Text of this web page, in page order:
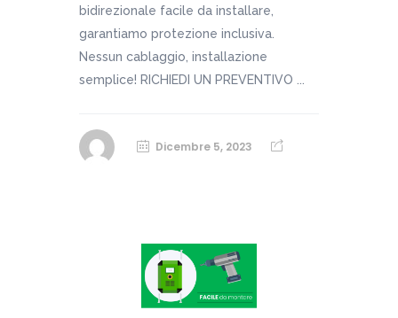
bidirezionale facile da installare,
garantiamo protezione inclusiva.
Nessun cablaggio, installazione
semplice! RICHIEDI UN PREVENTIVO ...
Dicembre 5, 2023